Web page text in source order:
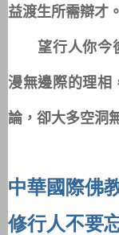
益渡生所需辯才。
望行人你今
漫無邊際的理相
論，卻大多空洞
中華國際佛
修行人不要